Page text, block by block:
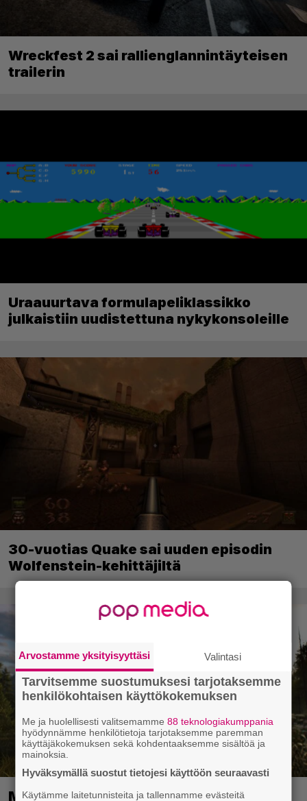
Wreckfest 2 sai rallienglannintäyteisen
trailerin
Uraauurtava formulapeliklassikko
julkaistiin uudistettuna nykykonsoleille
30-vuotias Quake sai uuden episodin
Wolfenstein-kehittäjiltä
Metsästyssimulaattorin jatko-osa
Arvostamme yksityisyyttäsi Valintasi
Tarvitsemme suostumuksesi tarjotaksemme
henkilökohtaisen käyttökokemuksen
Me ja huolellisesti valitsemamme88 teknologiakumppania
hyödynnämme henkilötietoja tarjotaksemme paremman
käyttäjäkokemuksen sekä kohdentaaksemme sisältöä ja
mainoksia.
Hyväksymällä suostut tietojesi käyttöön seuraavasti
Käytämme laitetunnisteita ja tallennamme evästeitä